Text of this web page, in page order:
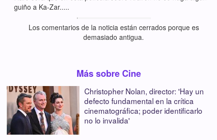
guiño a Ka-Zar.....
Los comentarios de la noticia están cerrados porque es
demasiado antigua.
Más sobre Cine
Christopher Nolan, director: 'Hay un
defecto fundamental en la crítica
cinematográfica; poder identificarlo
no lo invalida'